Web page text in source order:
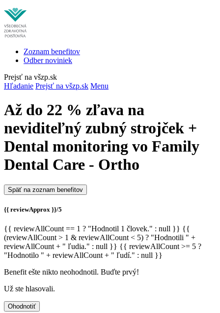
Zoznam benefitov
Odber noviniek
Prejsť na všzp.sk
Hľadanie Prejsť na všzp.sk Menu
Až do 22 % zľava na
neviditeľný zubný strojček +
Dental monitoring vo Family
Dental Care - Ortho
Späť na zoznam benefitov
{{ reviewApprox }}/5
{{ reviewAllCount == 1 ? "Hodnotil 1 človek." : null }} {{
(reviewAllCount > 1 & reviewAllCount < 5) ? "Hodnotili " +
reviewAllCount + " ľudia." : null }} {{ reviewAllCount >= 5 ?
"Hodnotilo " + reviewAllCount + " ľudí." : null }}
Benefit ešte nikto neohodnotil. Buďte prvý!
Už ste hlasovali.
Ohodnotiť